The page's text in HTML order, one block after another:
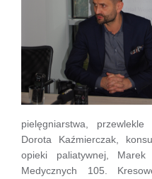
pielęgniarstwa, przewlekle
Dorota Kaźmierczak,
opieki paliatywnej,
Medycznych 105.